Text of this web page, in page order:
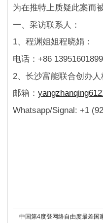
为在推特上质疑此案而
一、 采访联系人：
1、程渊姐姐程晓娟：
电话：+86 13951601899
2、长沙富能联合创办
邮箱：
Whatsapp/Signal: +1
中国第4度登网络自由度最差国